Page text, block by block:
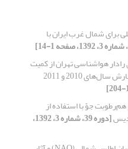
برای شمال غرب ایران با
رادار هواشناسی تهران از کمیت
جوّ با استفاده از
[دوره 39، شماره 3، 1392،